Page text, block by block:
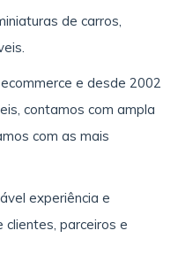
de carros,
e desde 2002
contamos com ampla
com as mais
experiência e
clientes, parceiros e